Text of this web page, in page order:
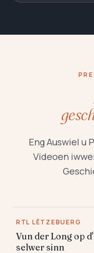
Eng Auswiel u
Videoen
RTL LËTZEBUERG
Vun der Long op
selwer sinn